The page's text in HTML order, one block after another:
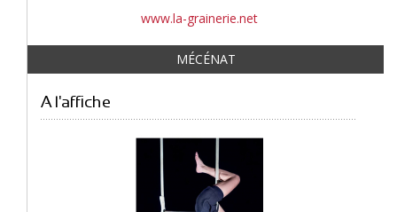
www.la-grainerie.net
MÉCÉNAT
A l'affiche